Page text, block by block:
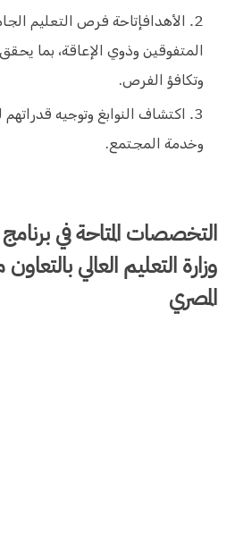
الأهدافإتاحة فرص التعليم
المتفوقين وذوي الإعاقة، بما
وتكافؤ الفرص.
اكتشاف النوابغ وتوجيه قدراتهم
وخدمة المجتمع.
التخصصات المتاحة في
وزارة التعليم العالي
المصري